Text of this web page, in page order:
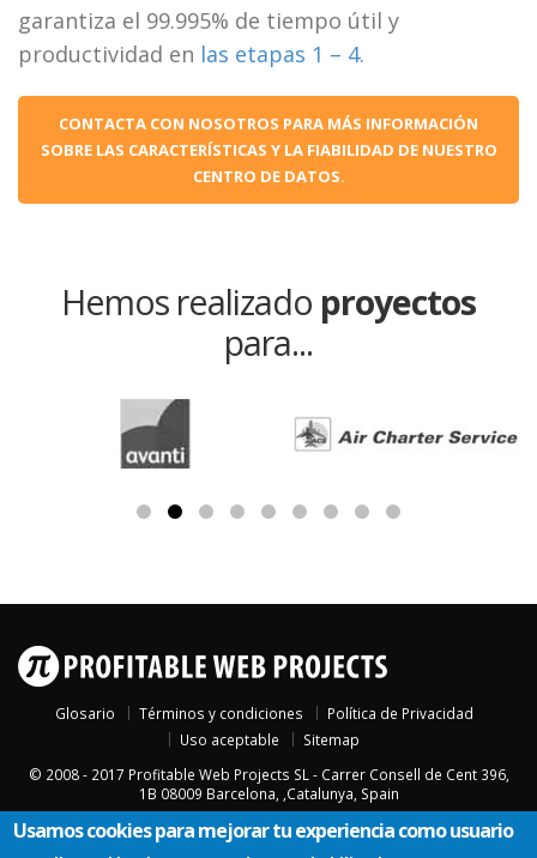
garantiza el 99.995% de tiempo útil y
productividad en las etapas 1 – 4.
CONTACTA CON NOSOTROS PARA MÁS INFORMACIÓN
SOBRE LAS CARACTERÍSTICAS Y LA FIABILIDAD DE NUESTRO
CENTRO DE DATOS.
Hemos realizado proyectos
para...
Glosario Términos y condiciones
Política de Privacidad
Uso aceptable
Sitemap
© 2008 - 2017 Profitable Web Projects SL - Carrer Consell de Cent 396,
1B 08009 Barcelona Catalunya Spain
El logotipo π y el nombre Profitable Web Projects son marcas
Usamos cookies para mejorar tu experiencia como usuario